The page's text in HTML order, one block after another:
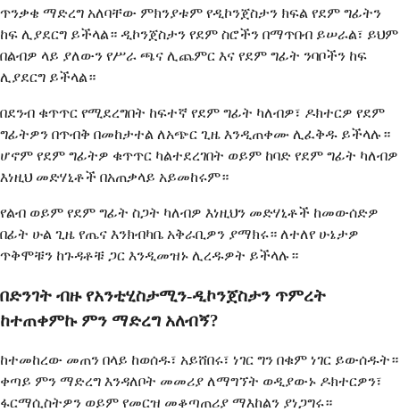
ጥንቃቄ ማድረግ አለባቸው ምክንያቱም የዲኮንጀስታን ክፍል የደም ግፊትን
ከፍ ሊያደርግ ይችላል። ዲኮንጀስታን የደም ስሮችን በማጥበብ ይሠራል፣ ይህም
በልብዎ ላይ ያለውን የሥራ ጫና ሊጨምር እና የደም ግፊት ንባቦችን ከፍ
ሊያደርግ ይችላል።
በደንብ ቁጥጥር የሚደረግበት ከፍተኛ የደም ግፊት ካለብዎ፣ ዶክተርዎ የደም
ግፊትዎን በጥብቅ በመከታተል ለአጭር ጊዜ እንዲጠቀሙ ሊፈቅዱ ይችላሉ።
ሆኖም የደም ግፊትዎ ቁጥጥር ካልተደረገበት ወይም ከባድ የደም ግፊት ካለብዎ
እነዚህ መድሃኒቶች በአጠቃላይ አይመከሩም።
የልብ ወይም የደም ግፊት ስጋት ካለብዎ እነዚህን መድሃኒቶች ከመውሰድዎ
በፊት ሁል ጊዜ የጤና እንክብካቤ አቅራቢዎን ያማክሩ። ለተለየ ሁኔታዎ
ጥቅሞቹን ከጉዳቶቹ ጋር እንዲመዝኑ ሊረዱዎት ይችላሉ።
በድንገት ብዙ የአንቲሂስታሚን-ዲኮንጀስታን ጥምረት
ከተጠቀምኩ ምን ማድረግ አለብኝ?
ከተመከረው መጠን በላይ ከወሰዱ፣ አይሸበሩ፣ ነገር ግን በቁም ነገር ይውሰዱት።
ቀጣይ ምን ማድረግ እንዳለቦት መመሪያ ለማግኘት ወዲያውኑ ዶክተርዎን፣
ፋርማሲስትዎን ወይም የመርዝ መቆጣጠሪያ ማእከልን ያነጋግሩ።